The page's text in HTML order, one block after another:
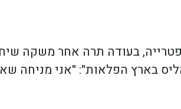
בעודה תרה אחר משקה
בארץ הפלאות": "אני מניחה